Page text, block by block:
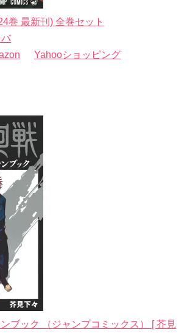
巻 最新刊) 全巻セット
Yahooショッピング
ブック （ジャンプコミックス） [ 芥見